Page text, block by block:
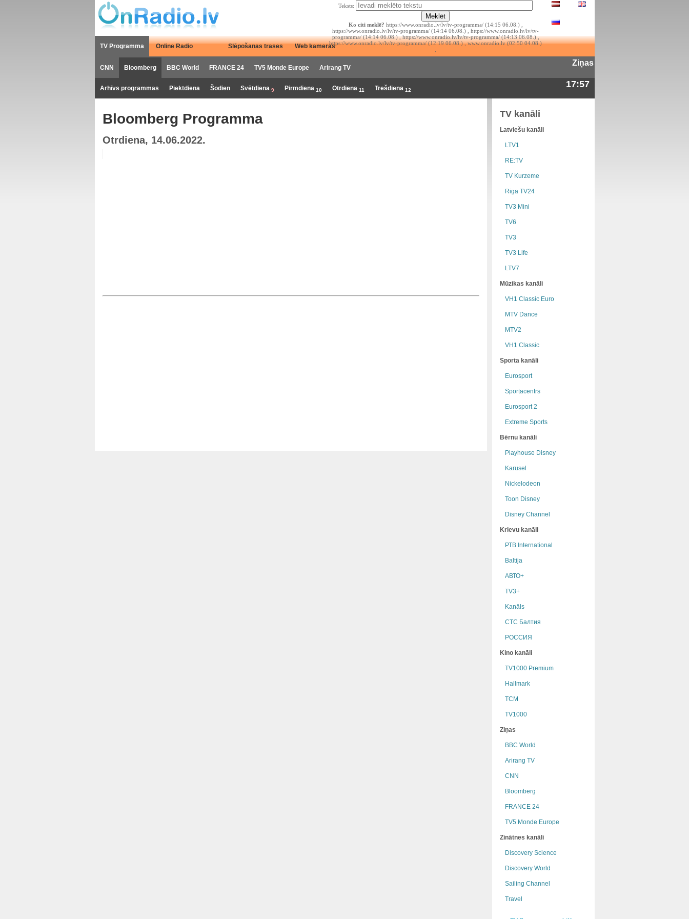
Teksts:
Ko citi meklē? https://www.onradio.lv/lv/tv-programma/ (14:15 06.08.) ,
https://www.onradio.lv/lv/tv-programma/ (14:14 06.08.) , https://www.onradio.lv/lv/tv-
programma/ (14:14 06.08.) , https://www.onradio.lv/lv/tv-programma/ (14:13 06.08.) ,
https://www.onradio.lv/lv/tv-programma/ (12:19 06.08.) , www.onradio.lv (02:50 04.08.)
TV Programma Online Radio Slēpošanas trases Web kameras
CNN Bloomberg BBC World FRANCE 24 TV5 Monde Europe Arirang TV
Ziņas
Arhīvs programmas Piektdiena Šodien Svētdiena 9 Pirmdiena 10 Otrdiena 11 Trešdiena 12
17:57
Bloomberg Programma
Otrdiena, 14.06.2022.
TV kanāli
Latviešu kanāli
LTV1
RE:TV
TV Kurzeme
Riga TV24
TV3 Mini
TV6
TV3
TV3 Life
LTV7
Mūzikas kanāli
VH1 Classic Euro
MTV Dance
MTV2
VH1 Classic
Sporta kanāli
Eurosport
Sportacentrs
Eurosport 2
Extreme Sports
Bērnu kanāli
Playhouse Disney
Karusel
Nickelodeon
Toon Disney
Disney Channel
Krievu kanāli
РТB International
Baltija
АВТО+
TV3+
Kanāls
СТС Балтия
РОССИЯ
Kino kanāli
TV1000 Premium
Hallmark
TCM
TV1000
Ziņas
BBC World
Arirang TV
CNN
Bloomberg
FRANCE 24
TV5 Monde Europe
Zinātnes kanāli
Discovery Science
Discovery World
Sailing Channel
Travel